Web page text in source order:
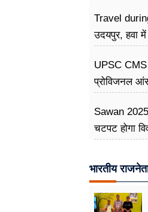
Travel
उदयपुर, हवा
UPSC CMS
प्रोविजनल
Sawan
चटपट होगा
भारतीय